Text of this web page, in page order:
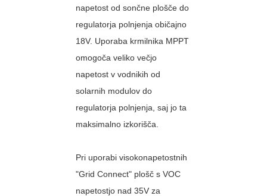
napetost od sončne plošče do
regulatorja polnjenja običajno
18V. Uporaba krmilnika MPPT
omogoča veliko večjo
napetost v vodnikih od
solarnih modulov do
regulatorja polnjenja, saj jo ta
maksimalno izkorišča.
Pri uporabi visokonapetostnih
"Grid Connect" plošč s VOC
napetostjo nad 35V za